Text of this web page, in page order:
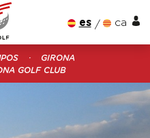
es ca
GIRONA
GOLF CLUB